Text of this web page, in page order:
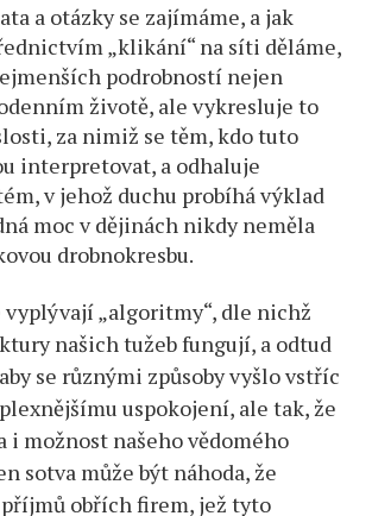
a otázky se zajímáme, a jak
„klikání“ na síti děláme,
podrobností nejen
životě, ale vykresluje to
za nimiž se těm, kdo tuto
interpretovat, a odhaluje
v jehož duchu probíhá výklad
moc v dějinách nikdy neměla
drobnokresbu.
vyplývají „algoritmy“, dle nichž
našich tužeb fungují, a odtud
se různými způsoby vyšlo vstříc
uspokojení, ale tak, že
i možnost našeho vědomého
sotva může být náhoda, že
příjmů obřích firem, jež tyto